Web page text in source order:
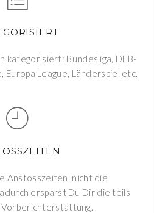
kategorisiert: Bundesliga, DFB-
Europa League, Länderspiel etc.
Anstosszeiten, nicht die
ersparst Du Dir die teils
Vorberichterstattung.